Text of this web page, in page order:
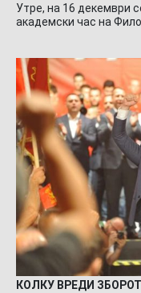
Утре, на 16 декември
академски час на
КОЛКУ ВРЕДИ